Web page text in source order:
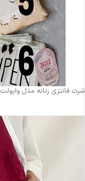
شرت فانتزی زنانه مدل وایولت